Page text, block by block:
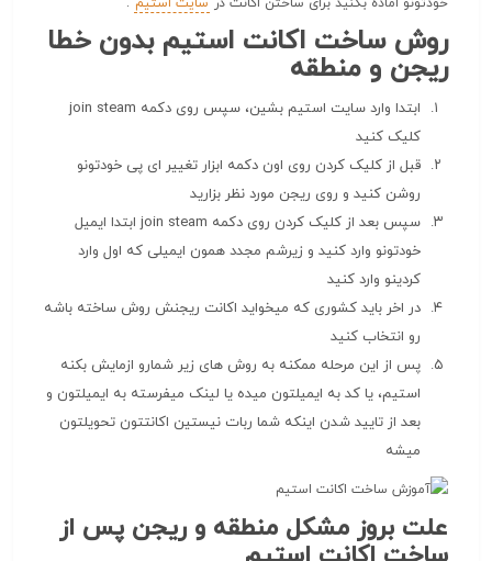
روش ساخت اکانت استیم بدون خطا
ریجن و منطقه
ابتدا وارد سایت استیم بشین، سپس روی دکمه join steam
کلیک کنید
قبل از کلیک کردن روی اون دکمه ابزار تغییر ای پی خودتونو
روشن کنید و روی ریجن مورد نظر بزارید
سپس بعد از کلیک کردن روی دکمه join steam ابتدا ایمیل
خودتونو وارد کنید و زیرشم مجدد همون ایمیلی که اول وارد
کردینو وارد کنید
در اخر باید کشوری که میخواید اکانت ریجنش روش ساخته باشه
رو انتخاب کنید
پس از این مرحله ممکنه به روش های زیر شمارو ازمایش بکنه
استیم، یا کد به ایمیلتون میده یا لینک میفرسته به ایمیلتون و
بعد از تایید شدن اینکه شما ربات نیستین اکانتتون تحویلتون
میشه
علت بروز مشکل منطقه و ریجن پس از